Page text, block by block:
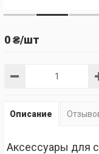
0 ₴/шт
Описание
Аксессуары для